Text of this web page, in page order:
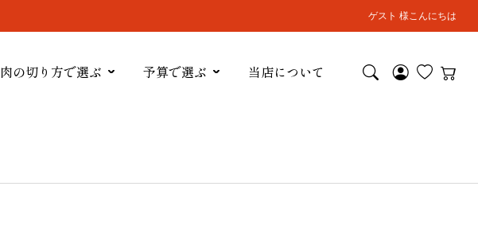
ゲスト 様こんにちは
肉の切り方で選ぶ 予算で選ぶ 当店について